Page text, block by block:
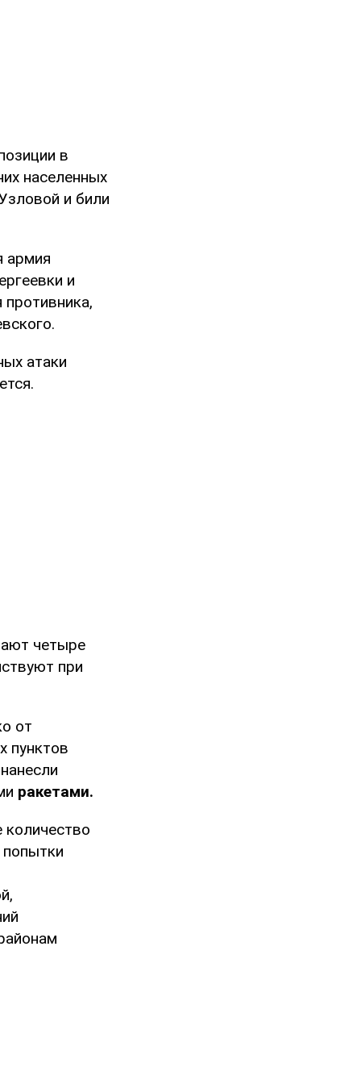
в
населенных
и били
армия
и
атаки
четыре
при
от
пунктов
ракетами.